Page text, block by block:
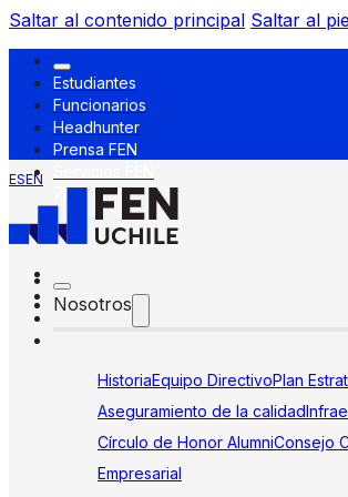
Saltar al contenido principal Saltar al
Estudiantes
Funcionarios
Headhunter
Prensa FEN
ESEN
Nosotros
HistoriaEquipo DirectivoPlan
Aseguramiento de la calidad
Círculo de Honor AlumniConsejo
Empresarial